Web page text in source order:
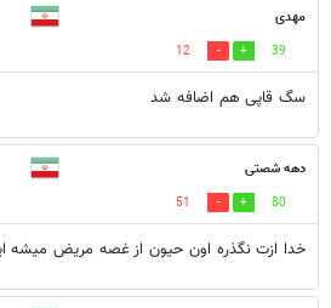
مهدی
39
12
سگ قاپی هم اضافه شد
دهه شصتی
80
51
خدا ازت نگذره اون حیون از غصه مریض میشه